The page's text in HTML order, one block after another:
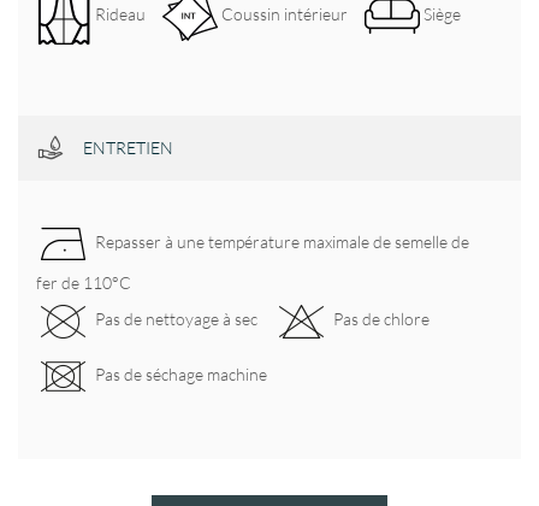
Rideau Coussin intérieur Siège
ENTRETIEN
Repasser à une température maximale de semelle de
fer de 110°C
Pas de nettoyage à sec
Pas de chlore
Pas de séchage machine